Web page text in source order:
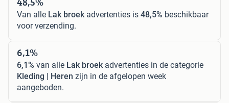
Van alle Lak broekadvertenties is 48,5% beschikbaar
voor verzending.
6,1%
6,1% van alle Lak broekadvertenties in de categorie
Kleding | Heren zijn in de afgelopen week
aangeboden.